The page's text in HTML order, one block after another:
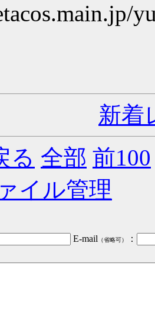
新着
る 全部 前100
イル管理
E-mail （省略可）
：